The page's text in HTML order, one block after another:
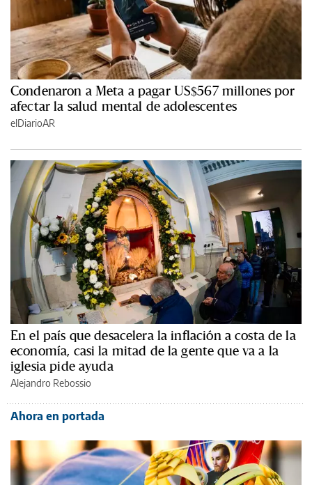
Condenaron a Meta a pagar US$567 millones por
afectar la salud mental de adolescentes
elDiarioAR
En el país que desacelera la inflación a costa de la
economía, casi la mitad de la gente que va a la
iglesia pide ayuda
Alejandro Rebossio
Ahora en portada